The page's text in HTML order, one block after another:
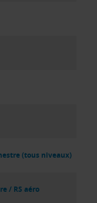
(tous niveaux)
/ RS aéro